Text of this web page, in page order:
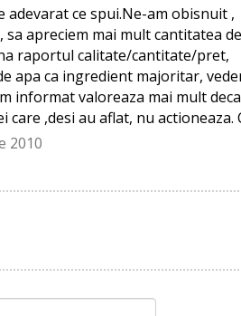
adevarat ce spui.Ne-am obisnuit ,
sa apreciem mai mult cantitatea
raportul calitate/cantitate/pret,
apa ca ingredient majoritar,
informat valoreaza mai mult
care ,desi au aflat, nu actioneaza.
2010